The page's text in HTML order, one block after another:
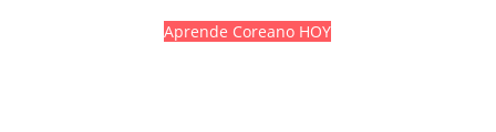
Aprende Coreano HOY